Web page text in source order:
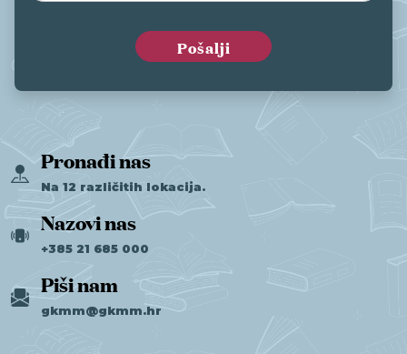
Pronađi nas
Na 12 različitih lokacija.
Nazovi nas
+385 21 685 000
Piši nam
gkmm@gkmm.hr